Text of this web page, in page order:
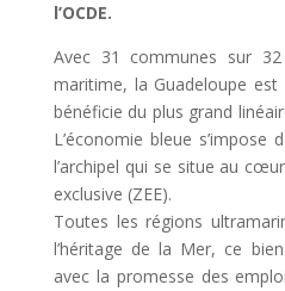
l’OCDE.
Avec 31 communes sur 32
maritime, la Guadeloupe est
bénéficie du plus grand
L’économie bleue
l’archipel qui se situe au
exclusive (ZEE).
Toutes les régions
l’héritage de la Mer, ce
avec la promesse des